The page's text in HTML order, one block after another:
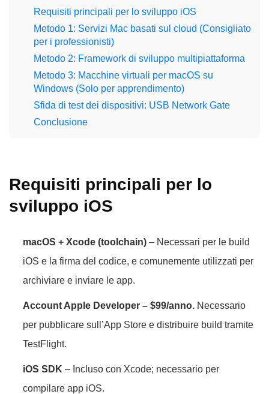
Requisiti principali per lo sviluppo iOS
Metodo 1: Servizi Mac basati sul cloud (Consigliato
per i professionisti)
Metodo 2: Framework di sviluppo multipiattaforma
Metodo 3: Macchine virtuali per macOS su
Windows (Solo per apprendimento)
Sfida di test dei dispositivi: USB Network Gate
Conclusione
Requisiti principali per lo
sviluppo iOS
macOS + Xcode (toolchain) – Necessari per le build
iOS e la firma del codice, e comunemente utilizzati per
archiviare e inviare le app.
Account Apple Developer – $99/anno. Necessario
per pubblicare sull’App Store e distribuire build tramite
TestFlight.
iOS SDK – Incluso con Xcode; necessario per
compilare app iOS.